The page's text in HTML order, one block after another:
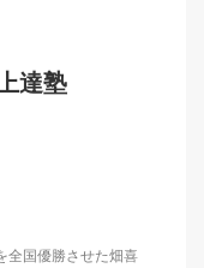
達塾
全国優勝させた畑喜